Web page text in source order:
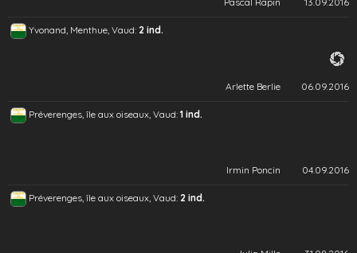
Yvonand, Menthue, Vaud: 2 ind.
Arlette Berlie 06.09.2016
Préverenges, île aux oiseaux, Vaud: 1 ind.
Irmin Poncin 04.09.2016
Préverenges, île aux oiseaux, Vaud: 2 ind.